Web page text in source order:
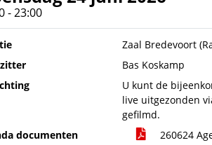
- 23:00
Zaal Bredevoort
Bas Koskamp
U kunt de
live uitgezonden
gefilmd.
documenten
260624